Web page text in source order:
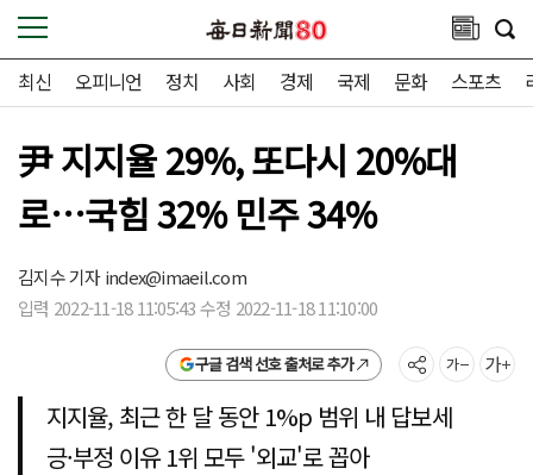
최신 오피니언 정치 사회 경제 국제 문화 스포츠
尹 지지율 29%, 또다시 20%대
로…국힘 32% 민주 34%
김지수 기자index@imaeil.com
입력 2022-11-18 11:05:43 수정 2022-11-18 11:10:00
구글 검색 선호 출처로 추가
지지율, 최근 한 달 동안 1%p 범위 내 답보세
긍·부정 이유 1위 모두 '외교'로 꼽아